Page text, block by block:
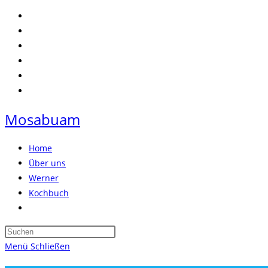
Zum
Inhalt
springen
Mosabuam
Home
Über uns
Werner
Kochbuch
umschalten
Press
Menü Schließen